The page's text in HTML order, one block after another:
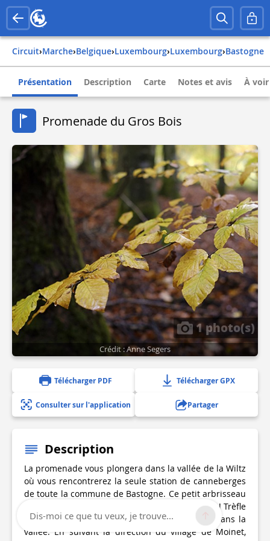
Circuit› Marche› belgique› luxembourg› luxembourg› bastogne
Présentation Description Carte Notes et avis À
Promenade du Gros Bois
1 photo(s)
Crédit : Anne Segers
Télécharger PDF Télécharger GPX
Consulter sur l'application Partager
Description
La promenade vous plongera dans la vallée de la Wiltz
où vous rencontrerez la seule station de canneberges
de toute la commune de Bastogne. Ce petit arbrisseau
de la famille de la myrtille est rare en Ardenne ! Trèfle
d’eau, violette des marais, orchidée poussent dans la
vallée. En suivant la direction du village de Moinet,
Dis-moi ce que tu veux, je trouve...